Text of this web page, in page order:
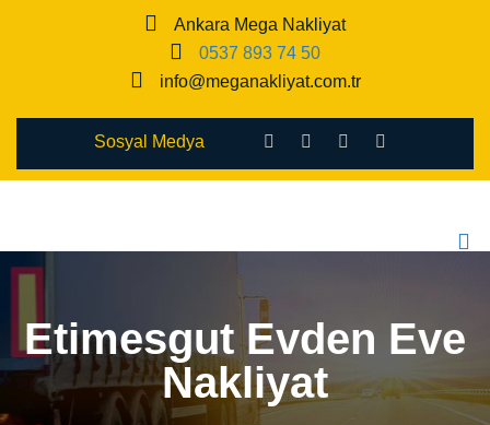
Ankara Mega Nakliyat
0537 893 74 50
info@meganakliyat.com.tr
Sosyal Medya
Etimesgut Evden Eve
Nakliyat